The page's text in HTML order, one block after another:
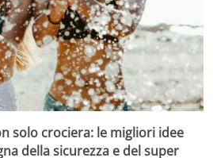
solo crociera: le migliori idee
della sicurezza e del super